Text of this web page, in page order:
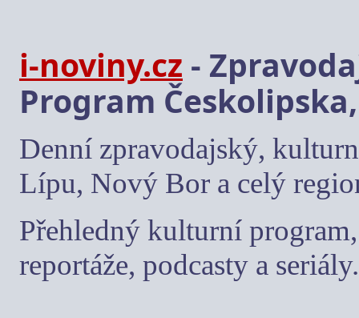
i-noviny.cz -
Program
Denní zpravodajský,
Lípu, Nový Bor a celý
Přehledný kulturní
reportáže, podcasty a seriály.